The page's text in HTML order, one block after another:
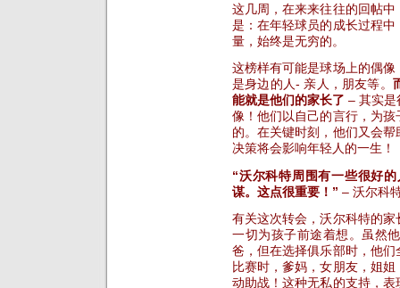
这几周，在来来往往的回帖
是：在年轻球员的成长过程
量，始终是无穷的。
这榜样有可能是球场上的偶
是身边的人- 亲人，朋友等。
能就是他们的家长了 – 其实是
像！他们以自己的言行，为
的。在关键时刻，他们又会
决策将会影响年轻人的一生！
“沃尔科特周围有一些很好
谋。这点很重要！” – 沃尔科
有关这次转会，沃尔科特的
一切为孩子前途着想。虽然
爸，但在选择俱乐部时，他
比赛时，爹妈，女朋友，姐
动助战！这种无私的支持，